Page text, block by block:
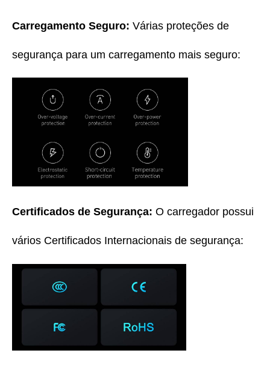
Carregamento Seguro: Várias proteções de
segurança para um carregamento mais seguro:
Certificados de Segurança: O carregador possui
vários Certificados Internacionais de segurança: